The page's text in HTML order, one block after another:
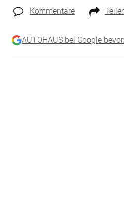
Kommentare
AUTOHAUS bei Google